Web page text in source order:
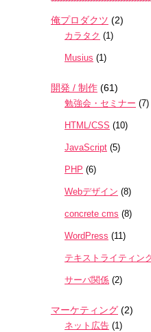
俺プロダクツ (2)
カラタク (1)
Musius (1)
開発 / 制作 (61)
勉強会・セミナー (7)
HTML/CSS (10)
JavaScript (5)
PHP (6)
Webデザイン (8)
concrete cms (8)
WordPress (11)
テキストライティン
サーバ関係 (2)
マーケティング (2)
ネット広告 (1)